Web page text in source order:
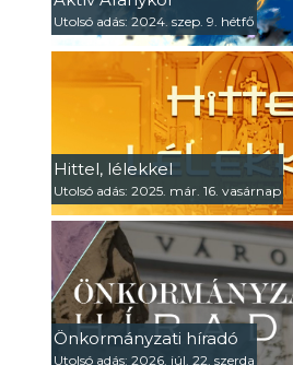
Utolsó adás: 2024. szep. 9. hétfő
Hittel, lélekkel
Utolsó adás: 2025. már. 16. vasárnap
Önkormányzati híradó
Utolsó adás: 2026. júl. 22. szerda